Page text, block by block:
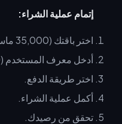
إتمام عملية الشراء:
اختر باقتك (35,000 ماسة بسعر 8.15 دولار لمستوى 1.15x).
أدخل معرف المستخدم (UID) الخاص بك.
اختر طريقة الدفع.
أكمل عملية الشراء.
تحقق من رصيدك.